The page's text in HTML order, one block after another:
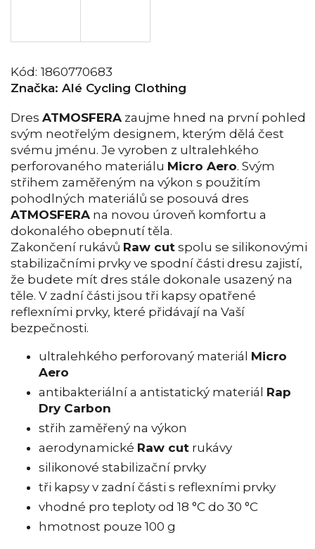
Kód: 1860770683
Značka: Alé Cycling Clothing
Dres ATMOSFERA zaujme hned na první pohled
svým neotřelým designem, kterým dělá čest
svému jménu. Je vyroben z ultralehkého
perforovaného materiálu Micro Aero. Svým
střihem zaměřeným na výkon s použitím
pohodlných materiálů se posouvá dres
ATMOSFERA na novou úroveň komfortu a
dokonalého obepnutí těla.
Zakončení rukávů Raw cut spolu se silikonovými
stabilizačními prvky ve spodní části dresu zajistí,
že budete mít dres stále dokonale usazený na
těle. V zadní části jsou tři kapsy opatřené
reflexními prvky, které přidávají na Vaší
bezpečnosti.
ultralehkého perforovaný materiál Micro
Aero
antibakteriální a antistatický materiál Rap
Dry Carbon
střih zaměřený na výkon
aerodynamické Raw cut rukávy
silikonové stabilizační prvky
tři kapsy v zadní části s reflexními prvky
vhodné pro teploty od 18 °C do 30 °C
hmotnost pouze 100 g